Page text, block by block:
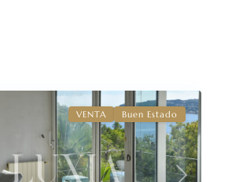
VENTA Buen Estado